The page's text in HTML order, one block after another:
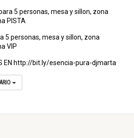
5 personas, mesa y sillon, zona
PISTA
5 personas, mesa y sillon, zona
VIP
EN http://bit.ly/esencia-pura-djmarta